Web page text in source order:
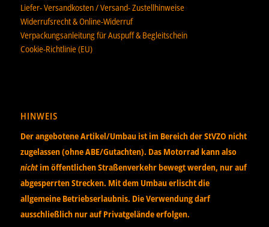
Liefer- Versandkosten / Versand- Zustellhinweise
Widerrufsrecht & Online-Widerruf
Verpackungsanleitung für Auspuff & Begleitschein
Cookie-Richtlinie (EU)
HINWEIS
Der angebotene Artikel/Umbau ist im Bereich der StVZO nicht
zugelassen (ohne ABE/Gutachten). Das Motorrad kann also
nichtim öffentlichen Straßenverkehr bewegt werden, nur auf
abgesperrten Strecken. Mit dem Umbau erlischt die
allgemeine Betriebserlaubnis. Die Verwendung darf
ausschließlich nur auf Privatgelände erfolgen.